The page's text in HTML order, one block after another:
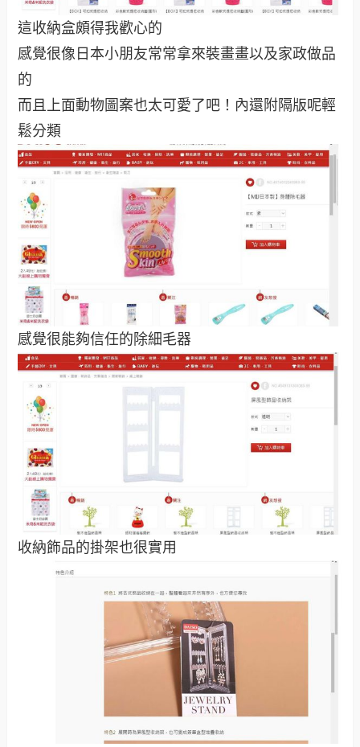
這收納盒頗得我歡心的
感覺很像日本小朋友常常拿來裝畫畫以及家政做品
的
而且上面動物圖案也太可愛了吧！內還附隔版呢輕
鬆分類
感覺很能夠信任的除細毛器
收納飾品的掛架也很實用